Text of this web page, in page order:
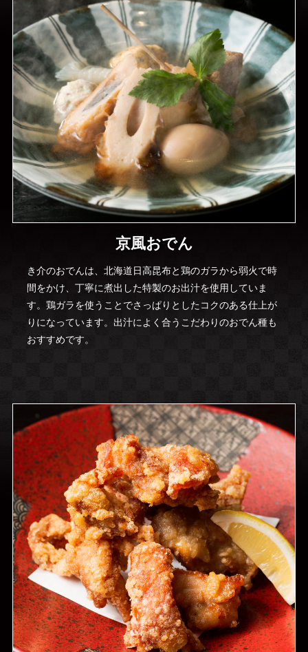
京風おでん
き介のおでんは、北海道日高昆布と鶏のガラから弱火で時
間をかけ、丁寧に煮出した特製のお出汁を使用していま
す。鶏ガラを使うことでさっぱりとしたコクのある仕上が
りになっています。出汁によく合うこだわりのおでん種も
おすすめです。